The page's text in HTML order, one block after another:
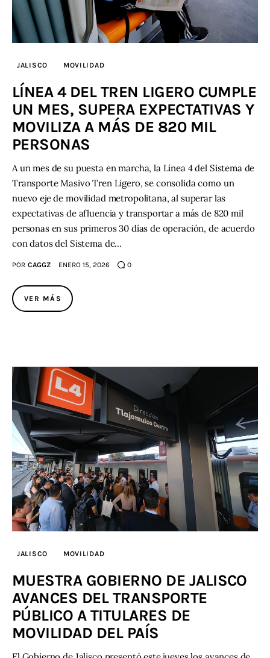
JALISCO MOVILIDAD
LÍNEA 4 DEL TREN LIGERO CUMPLE
UN MES, SUPERA EXPECTATIVAS Y
MOVILIZA A MÁS DE 820 MIL
PERSONAS
A un mes de su puesta en marcha, la Línea 4 del Sistema de
Transporte Masivo Tren Ligero, se consolida como un
nuevo eje de movilidad metropolitana, al superar las
expectativas de afluencia y transportar a más de 820 mil
personas en sus primeros 30 días de operación, de acuerdo
con datos del Sistema de…
POR CAGGZ ENERO 15, 2026 0
VER MÁS
JALISCO MOVILIDAD
MUESTRA GOBIERNO DE JALISCO
AVANCES DEL TRANSPORTE
PÚBLICO A TITULARES DE
MOVILIDAD DEL PAÍS